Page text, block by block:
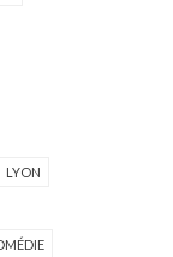
LYON